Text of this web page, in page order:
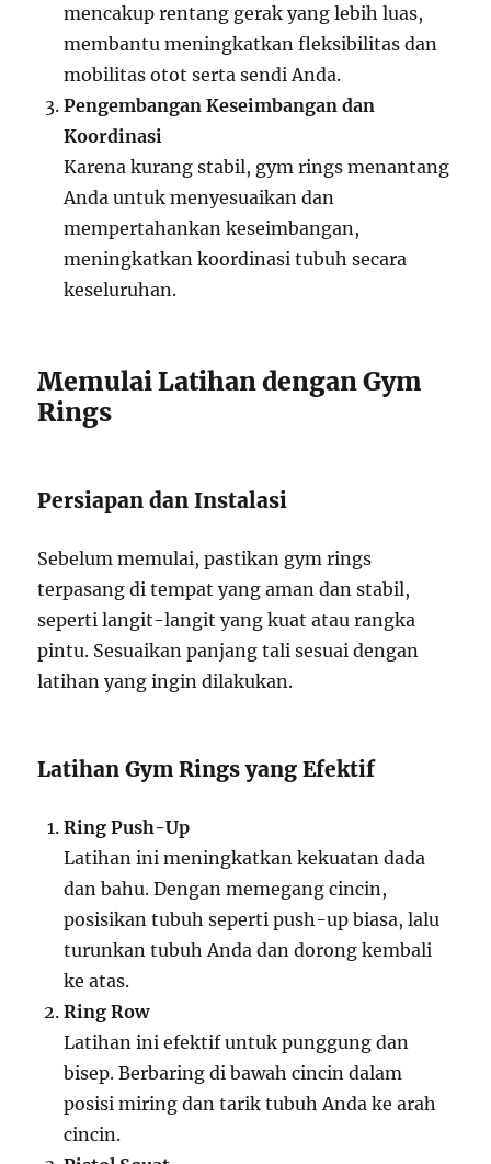
mencakup rentang gerak yang lebih luas,
membantu meningkatkan fleksibilitas dan
mobilitas otot serta sendi Anda.
Pengembangan Keseimbangan dan
Koordinasi
Karena kurang stabil, gym rings menantang
Anda untuk menyesuaikan dan
mempertahankan keseimbangan,
meningkatkan koordinasi tubuh secara
keseluruhan.
Memulai Latihan dengan Gym
Rings
Persiapan dan Instalasi
Sebelum memulai, pastikan gym rings
terpasang di tempat yang aman dan stabil,
seperti langit-langit yang kuat atau rangka
pintu. Sesuaikan panjang tali sesuai dengan
latihan yang ingin dilakukan.
Latihan Gym Rings yang Efektif
Ring Push-Up
Latihan ini meningkatkan kekuatan dada
dan bahu. Dengan memegang cincin,
posisikan tubuh seperti push-up biasa, lalu
turunkan tubuh Anda dan dorong kembali
ke atas.
Ring Row
Latihan ini efektif untuk punggung dan
bisep. Berbaring di bawah cincin dalam
posisi miring dan tarik tubuh Anda ke arah
cincin.